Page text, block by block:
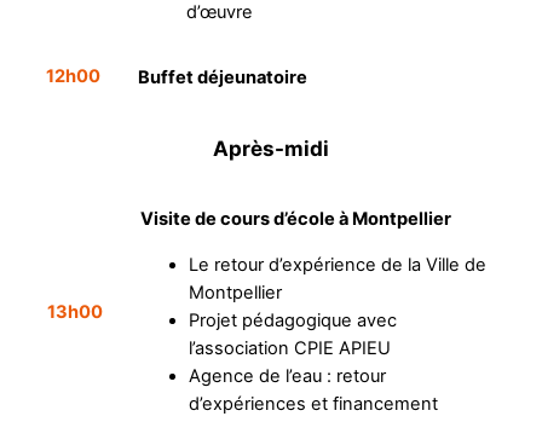
d’œuvre
12h00 Buffet déjeunatoire
Après-midi
13h00
Visite de cours d’école à Montpellier
Le retour d’expérience de la Ville de
Montpellier
Projet pédagogique avec
l’association CPIE APIEU
Agence de l’eau : retour
d’expériences et financement